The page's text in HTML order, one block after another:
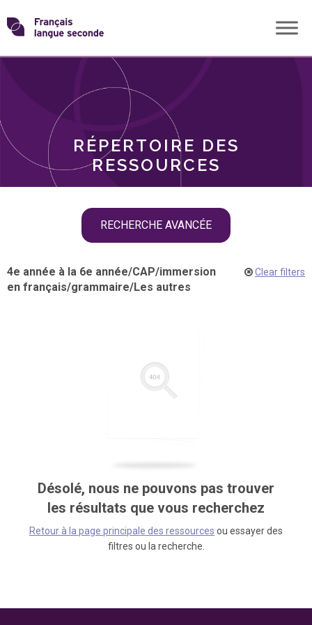
Skip
toTransformons
langue
RÉPERTOIRE DES
RESSOURCES
RECHERCHE AVANCÉE
THÈMES
4e année à la 6e année/CAP/immersion
en français/grammaire/Les autres
Clear filters
Désolé, nous ne pouvons pas trouver
les résultats que vous recherchez
Retour à la page principale des ressources ou essayer des
filtres ou la recherche.